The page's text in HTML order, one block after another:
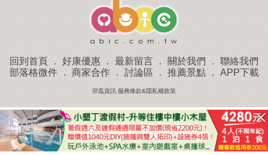
回到首頁 ． 好康優惠 ． 最新留言 ． 關於我們 ． 聯絡我們
部落格微件． 商家合作． 討論區 ． 推薦景點． APP下載
羿磊資訊 服務條款&隱私權政策